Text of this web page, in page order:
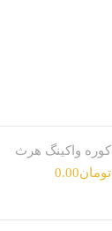
کوره واکینگ هرث
تومان0.00